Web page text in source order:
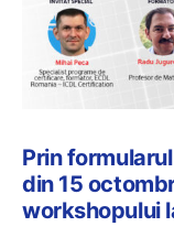
Prin
din 15
workshopului